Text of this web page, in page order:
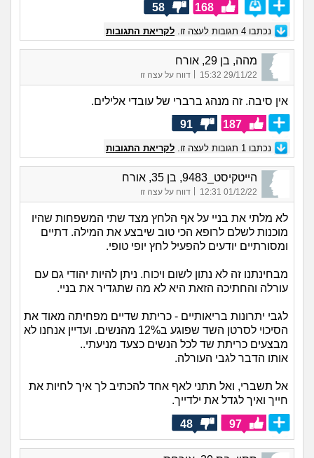
168
58
נכתבו 4 תגובות לעצה זו. לקריאת התגובות
מהה, בן 29, אורח
29/11/22 15:32 דווח על עצה זו
אין סיבה. זה מנהג ברברי של עובדי אלילים.
187
91
נכתבו 1 תגובות לעצה זו. לקריאת התגובות
הייטקיסט_9483, בן 35, אורח
01/12/22 12:31 דווח על עצה זו
לא מלתי את בניי על אף הלחץ מצד שתי המשפחות שהיו
מוכנות לשלם לרופא הכי טוב שיבצע את המילה. דתיים
ומסורתיים יודעים להפעיל לחץ יופי טופי.
מבחינתנו זה לא נתון לשום ויכוח. ניתן להיות יהודי גם עם
עורלה והחתיכה הזאת היא לא מה שתגדיר את בניי.
לגבי יתרונות בריאותיים - כריתת שדיים מפחיתה מאוד את
הסיכוי לסרטן השד שפוגע ב12% מהנשים. ועדיין אנחנו לא
מבצעים כריתת שד לכל הנשים כצעד מניעתי..
אותו הדבר לגבי העורלה.
אל תשברי, ואל תתני לאף אחד להכתיב לך איך לחיות את
חייך ואיך לגדל את ילדייך.
97
48